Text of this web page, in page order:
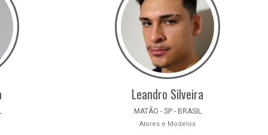
Leandro Silveira
MATÃO - SP - BRASIL
Atores e Modelos